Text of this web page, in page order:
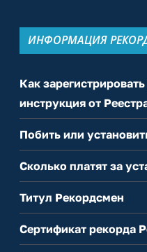
ИНФОРМАЦИЯ
Как
инструкция от
Побить или
Сколько платят за
Титул Рекордсмен
Сертификат рекорда